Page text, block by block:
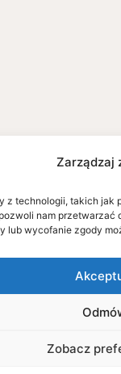
Zarządzaj
z technologii, takich
nam
lub wycofanie zgody
Zobacz